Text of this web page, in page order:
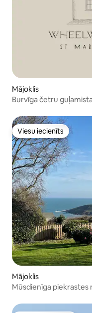
Mājoklis
Burvīga četru
Viesu iecienīts
Viesu iecienīts
Mājoklis
Mūsdienīga piekrastes